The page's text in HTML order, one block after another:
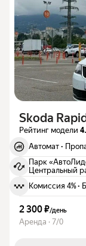
Skoda
Рейтинг модели
Автомат ·
Парк
Центральный
Комиссия 4%·
2 300 ₽/день
Аренда · 7/0